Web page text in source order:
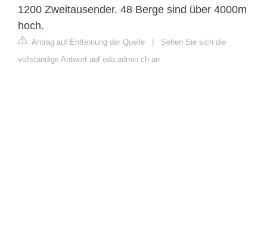
1200 Zweitausender. 48 Berge sind über 4000m
hoch.
Antrag auf Entfernung der Quelle | Sehen Sie sich die
vollständige Antwort auf eda.admin.ch an